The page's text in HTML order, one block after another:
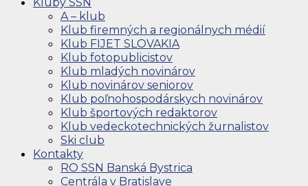
A – klub
Klub firemných a regionálnych médií
Klub FIJET SLOVAKIA
Klub fotopublicistov
Klub mladých novinárov
Klub novinárov seniorov
Klub poľnohospodárskych novinárov
Klub športových redaktorov
Klub vedeckotechnických žurnalistov
Ski club
Kontakty
RO SSN Banská Bystrica
Centrála v Bratislave